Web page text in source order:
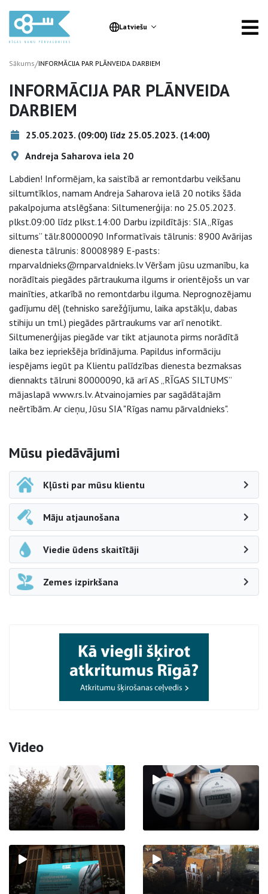
Latviešu
Sākums/INFORMĀCIJA PAR PLĀNVEIDA DARBIEM
INFORMĀCIJA PAR PLĀNVEIDA
DARBIEM
25.05.2023. (09:00) līdz 25.05.2023. (14:00)
Andreja Saharova iela 20
Labdien! Informējam, ka saistībā ar remontdarbu veikšanu
siltumtīklos, namam Andreja Saharova ielā 20 notiks šāda
pakalpojuma atslēgšana: Siltumenerģija: no 25.05.2023.
plkst.09:00 līdz plkst.14:00 Darbu izpildītājs: SIA „Rīgas
siltums” tālr.80000090 Informatīvais tālrunis: 8900 Avārijas
dienesta tālrunis: 80008989 E-pasts:
rnparvaldnieks@rnparvaldnieks.lv Vēršam jūsu uzmanību, ka
norādītais piegādes pārtraukuma ilgums ir orientējošs un var
mainīties, atkarībā no remontdarbu ilguma. Neprognozējamu
gadījumu dēļ (tehnisko sarežģījumu, laika apstākļu, dabas
stihiju un tml.) piegādes pārtraukums var arī nenotikt.
Siltumenerģijas piegāde var tikt atjaunota pirms norādītā
laika bez iepriekšēja brīdinājuma. Papildus informāciju
iespējams iegūt pa Klientu palīdzības dienesta bezmaksas
diennakts tālruni 80000090, kā arī AS „RĪGAS SILTUMS”
mājaslapā www.rs.lv. Atvainojamies par sagādātajām
neērtībām. Ar cieņu, Jūsu SIA "Rīgas namu pārvaldnieks".
Sāna navigācija
Mūsu piedāvājumi
Kļūsti par mūsu klientu
Māju atjaunošana
Viedie ūdens skaitītāji
Zemes izpirkšana
Video